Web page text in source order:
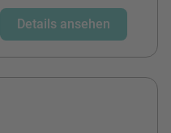
Details ansehen